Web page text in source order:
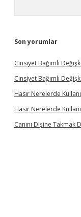
Son yorumlar
Cinsiyet Bağımlı
Cinsiyet Bağımlı
Hasır Nerelerde
Hasır Nerelerde
Canını Dişine Takmak